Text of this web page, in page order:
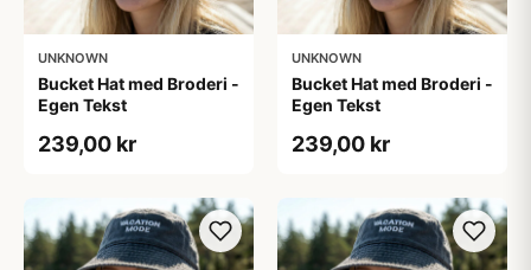
UNKNOWN
Bucket Hat med Broderi -
Egen Tekst
239,00 kr
UNKNOWN
Bucket Hat med Broderi -
Egen Tekst
239,00 kr